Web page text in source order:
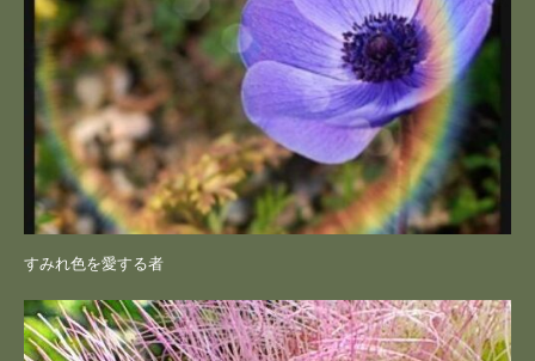
すみれ色を愛する者